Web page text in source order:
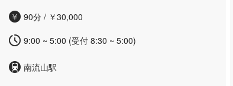
のアプローチをご堪能いただけます。 プライベートを
のご自宅やご宿泊先へ伺う出張対応も可能です。 受付
のリフレッシュから深夜の深い癒やしまで、お客様の
90分 / ￥30,000
9:00 ~ 5:00 (受付 8:30 ~ 5:00)
南流山駅